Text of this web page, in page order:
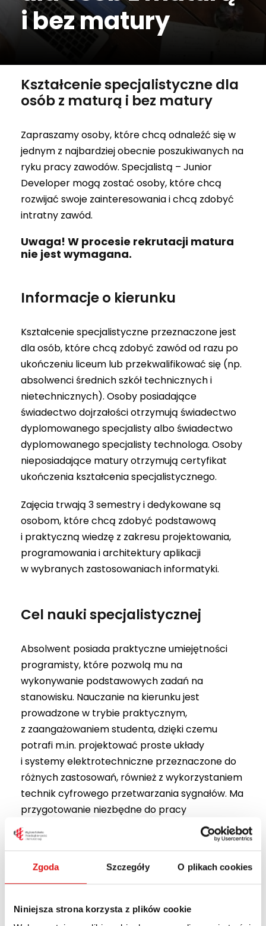
Zgoda Szczegóły O plikach cookies
Niniejsza strona korzysta z plików cookie
i bez matury
Kształcenie specjalistyczne dla
osób z maturą i bez matury
Zapraszamy osoby, które chcą odnaleźć się w
jednym z najbardziej obecnie poszukiwanych na
ryku pracy zawodów. Specjalistą – Junior
Developer mogą zostać osoby, które chcą
rozwijać swoje zainteresowania i chcą zdobyć
intratny zawód.
Uwaga! W procesie rekrutacji matura
nie jest wymagana.
Informacje o kierunku
Kształcenie specjalistyczne przeznaczone jest
dla osób, które chcą zdobyć zawód od razu po
ukończeniu liceum lub przekwalifikować się (np.
absolwenci średnich szkół technicznych i
nietechnicznych). Osoby posiadające
świadectwo dojrzałości otrzymują świadectwo
dyplomowanego specjalisty albo świadectwo
dyplomowanego specjalisty technologa. Osoby
nieposiadające matury otrzymują certyfikat
ukończenia kształcenia specjalistycznego.
Zajęcia trwają 3 semestry i dedykowane są
osobom, które chcą zdobyć podstawową
i praktyczną wiedzę z zakresu projektowania,
programowania i architektury aplikacji
w wybranych zastosowaniach informatyki.
Cel nauki specjalistycznej
Absolwent posiada praktyczne umiejętności
programisty, które pozwolą mu na
wykonywanie podstawowych zadań na
stanowisku. Nauczanie na kierunku jest
prowadzone w trybie praktycznym,
z zaangażowaniem studenta, dzięki czemu
potrafi m.in. projektować proste układy
i systemy elektrotechniczne przeznaczone do
różnych zastosowań, również z wykorzystaniem
technik cyfrowego przetwarzania sygnałów. Ma
przygotowanie niezbędne do pracy
w środowisku przemysłowym, umie planować
i organizować pracę indywidualną oraz
implementacyjny bazy danych, zbudować bazę
definiować zapytania do bazy danych
i interpretować ich wyniki. Potrafi realizować